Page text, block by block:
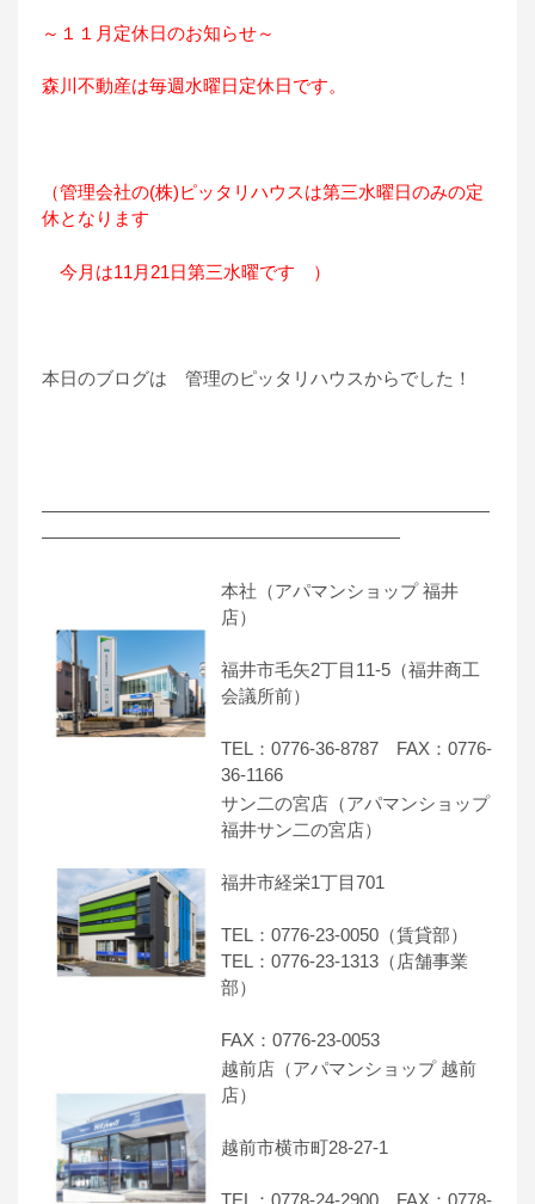
～１１月定休日のお知らせ～
森川不動産は毎週水曜日定休日です。
（管理会社の(株)ピッタリハウスは第三水曜日のみの定
休となります
今月は11月21日第三水曜です ）
本日のブログは 管理のピッタリハウスからでした！
―――――――――――――――――――――――――
――――――――――――――――――――
本社（アパマンショップ 福井
店）
福井市毛矢2丁目11-5（福井商工
会議所前）
TEL：0776-36-8787 FAX：0776-
36-1166
サン二の宮店（アパマンショップ
福井サン二の宮店）
福井市経栄1丁目701
TEL：0776-23-0050（賃貸部）
TEL：0776-23-1313（店舗事業
部）
FAX：0776-23-0053
越前店（アパマンショップ 越前
店）
越前市横市町28-27-1
TEL：0778-24-2900 FAX：0778-